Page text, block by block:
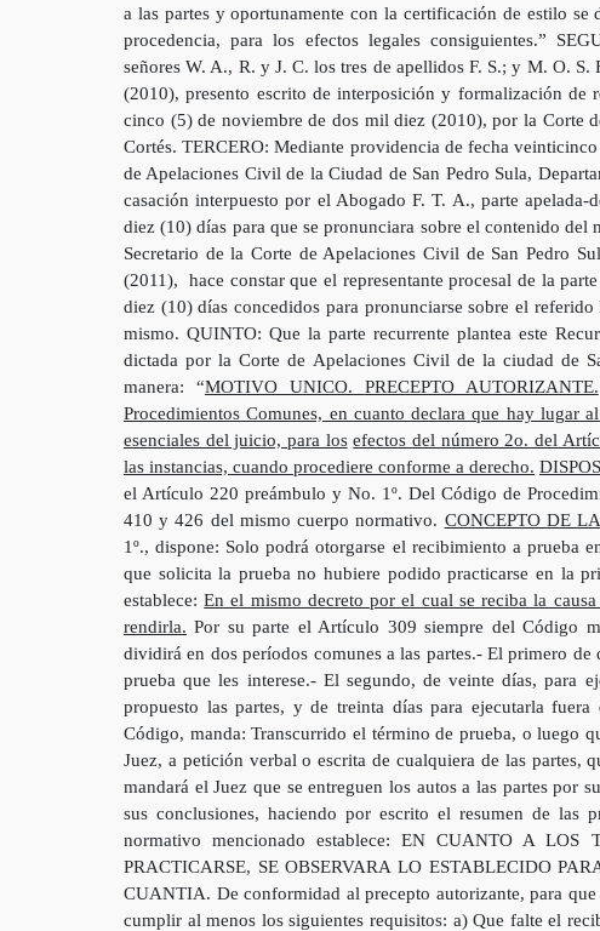
a las partes y oportunamente con la certificación de estilo
procedencia, para los efectos legales consiguientes.”
señores W. A., R. y J. C. los tres de apellidos F. S.; y M. O.
(2010), presento escrito de interposición y formalización de
cinco (5) de noviembre de dos mil diez (2010), por la Corte
Cortés. TERCERO: Mediante providencia de fecha
de Apelaciones Civil de la Ciudad de San Pedro Sula,
casación interpuesto por el Abogado F. T. A., parte
diez (10) días para que se pronunciara sobre el contenido
Secretario de la Corte de Apelaciones Civil de San Pedro
(2011), hace constar que el representante procesal de la
diez (10) días concedidos para pronunciarse sobre el
mismo. QUINTO: Que la parte recurrente plantea este
dictada por la Corte de Apelaciones Civil de la ciudad de
manera: “MOTIVO UNICO. PRECEPTO AUTORIZANTE.
Procedimientos Comunes, en cuanto declara que hay lugar
esenciales del juicio, para los efectos del número 2o. del
las instancias, cuando procediere conforme a derecho.
el Artículo 220 preámbulo y No. 1º. Del Código de
410 y 426 del mismo cuerpo normativo. CONCEPTO DE
1º., dispone: Solo podrá otorgarse el recibimiento a prueba
que solicita la prueba no hubiere podido practicarse en la
establece:En el mismo decreto por el cual se reciba la causa
rendirla. Por su parte el Artículo 309 siempre del Código
dividirá en dos períodos comunes a las partes.- El primero
prueba que les interese.- El segundo, de veinte días, para
propuesto las partes, y de treinta días para ejecutarla
Código, manda: Transcurrido el término de prueba, o luego
Juez, a petición verbal o escrita de cualquiera de las partes,
mandará el Juez que se entreguen los autos a las partes por
sus conclusiones, haciendo por escrito el resumen de las
normativo mencionado establece: EN CUANTO A
PRACTICARSE, SE OBSERVARA LO ESTABLECIDO
CUANTIA. De conformidad al precepto autorizante, para
cumplir al menos los siguientes requisitos: a) Que falte el